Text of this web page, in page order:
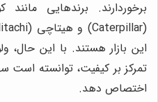
این بازار هستند. با این حال،
تمرکز بر کیفیت، توانسته است
اختصاص دهد.